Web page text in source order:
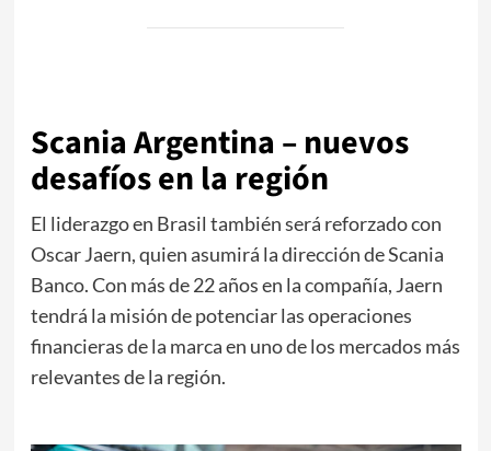
Scania Argentina – nuevos
desafíos en la región
El liderazgo en Brasil también será reforzado con
Oscar Jaern, quien asumirá la dirección de Scania
Banco. Con más de 22 años en la compañía, Jaern
tendrá la misión de potenciar las operaciones
financieras de la marca en uno de los mercados más
relevantes de la región.